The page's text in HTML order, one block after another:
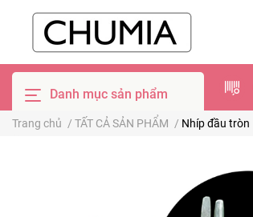
Danh mục sản phẩm
Trang chủ / TẤT CẢ SẢN PHẨM / Nhíp đầu tròn